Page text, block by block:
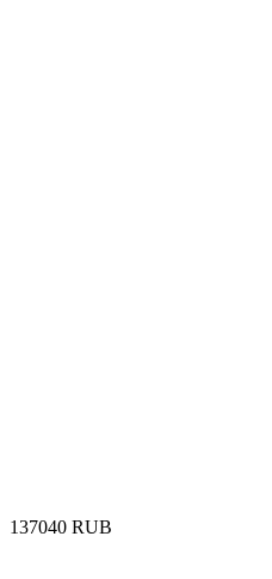
‍137040‍ RUB